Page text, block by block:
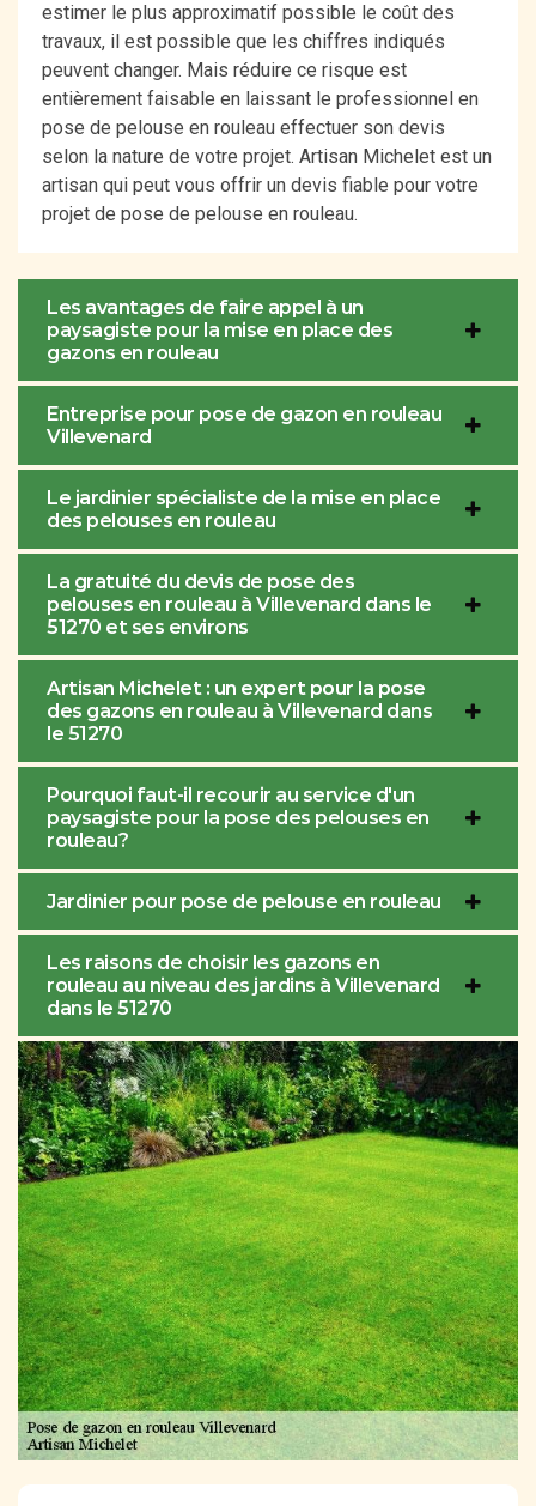
estimer le plus approximatif possible le coût des
travaux, il est possible que les chiffres indiqués
peuvent changer. Mais réduire ce risque est
entièrement faisable en laissant le professionnel en
pose de pelouse en rouleau effectuer son devis
selon la nature de votre projet. Artisan Michelet est un
artisan qui peut vous offrir un devis fiable pour votre
projet de pose de pelouse en rouleau.
Les avantages de faire appel à un
paysagiste pour la mise en place des
gazons en rouleau
Entreprise pour pose de gazon en rouleau
Villevenard
Le jardinier spécialiste de la mise en place
des pelouses en rouleau
La gratuité du devis de pose des
pelouses en rouleau à Villevenard dans le
51270 et ses environs
Artisan Michelet : un expert pour la pose
des gazons en rouleau à Villevenard dans
le 51270
Pourquoi faut-il recourir au service d'un
paysagiste pour la pose des pelouses en
rouleau?
Jardinier pour pose de pelouse en rouleau
Les raisons de choisir les gazons en
rouleau au niveau des jardins à Villevenard
dans le 51270